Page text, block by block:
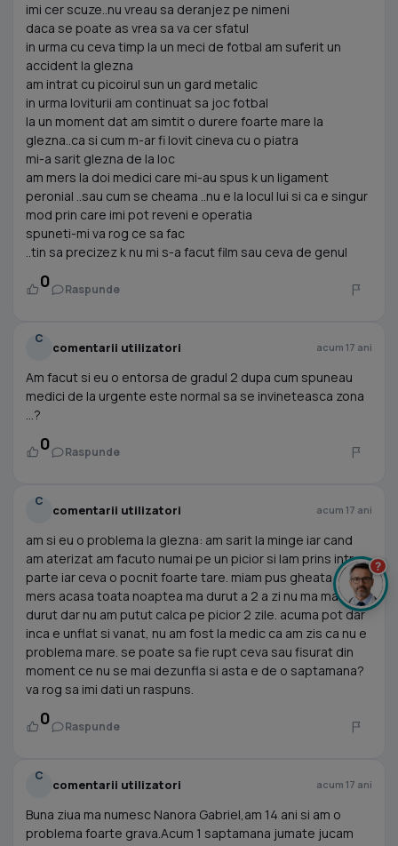
imi cer scuze..nu vreau sa deranjez pe nimeni
daca se poate as vrea sa va cer sfatul
in urma cu ceva timp la un meci de fotbal am suferit un
accident la glezna
am intrat cu picoirul sun un gard metalic
in urma loviturii am continuat sa joc fotbal
la un moment dat am simtit o durere foarte mare la
glezna..ca si cum m-ar fi lovit cineva cu o piatra
mi-a sarit glezna de la loc
am mers la doi medici care mi-au spus k un ligament
peronial ..sau cum se cheama ..nu e la locul lui si ca e singur
mod prin care imi pot reveni e operatia
spuneti-mi va rog ce sa fac
..tin sa precizez k nu mi s-a facut film sau ceva de genul
0 Raspunde
C
comentarii utilizatori acum 17 ani
Am facut si eu o entorsa de gradul 2 dupa cum spuneau
medici de la urgente este normal sa se invineteasca zona
...?
0 Raspunde
C
comentarii utilizatori acum 17 ani
am si eu o problema la glezna: am sarit la minge iar cand
am aterizat am facuto numai pe un picior si lam prins intr-o
parte iar ceva o pocnit foarte tare. miam pus gheata si am
mers acasa toata noaptea ma durut a 2 a zi nu ma mai
durut dar nu am putut calca pe picior 2 zile. acuma pot dar
inca e unflat si vanat, nu am fost la medic ca am zis ca nu e
problema mare. se poate sa fie rupt ceva sau fisurat din
moment ce nu se mai dezunfla si asta e de o saptamana?
va rog sa imi dati un raspuns.
0 Raspunde
C
comentarii utilizatori acum 17 ani
Buna ziua ma numesc Nanora Gabriel,am 14 ani si am o
problema foarte grava.Acum 1 saptamana jumate jucam
?